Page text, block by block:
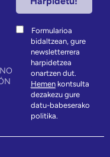
Formularioa
bidaltzean, gure
newsletterrera
harpidetzea
onartzen dut.
Hemenkontsulta
dezakezu gure
datu-babeserako
politika.